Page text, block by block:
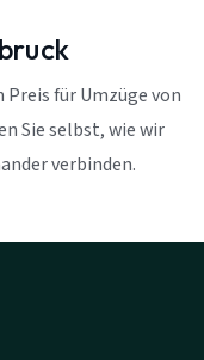
für Umzüge von
Sie selbst, wie wir
verbinden.